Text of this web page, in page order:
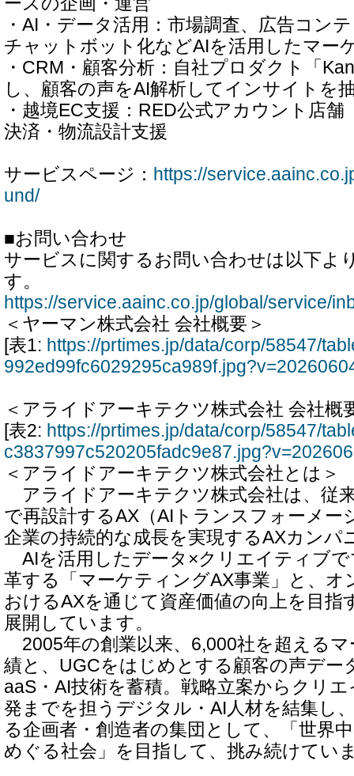
・AI・データ活用：市場調査、広告コン
チャットボット化などAIを活用したマー
・CRM・顧客分析：自社プロダクト「
し、顧客の声をAI解析してインサイトを
・越境EC支援：RED公式アカウント店舗
決済・物流設計支援
サービスページ： https://
und/
■お問い合わせ
サービスに関するお問い合わせは以下よ
す。
https://service.aainc.co.jp/global/service/
＜ヤーマン株式会社 会社概要＞
[表1: https://prtimes.jp/data/corp/58547/
＜アライドアーキテクツ株式会社 会社概
[表2: https://prtimes.jp/data/corp/58547/
＜アライドアーキテクツ株式会社とは＞
アライドアーキテクツ株式会社は、従
で再設計するAX（AIトランスフォーメー
企業の持続的な成長を実現するAXカンパ
AIを活用したデータ×クリエイティブ
革する「マーケティングAX事業」と、オ
おけるAXを通じて資産価値の向上を目指
展開しています。
2005年の創業以来、6,000社を超える
績と、UGCをはじめとする顧客の声デー
aaS・AI技術を蓄積。戦略立案からクリ
発までを担うデジタル・AI人材を結集し
る企画者・創造者の集団として、「世界
めぐる社会」を目指して、挑み続けてい